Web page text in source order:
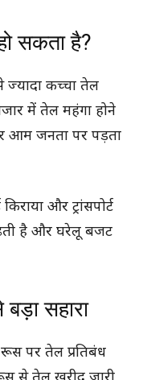
सकता है?
ज्यादा कच्चा तेल
में तेल महंगा होने
आम जनता पर पड़ता
और ट्रांसपोर्ट
है और घरेलू बजट
सहारा
पर तेल प्रतिबंध